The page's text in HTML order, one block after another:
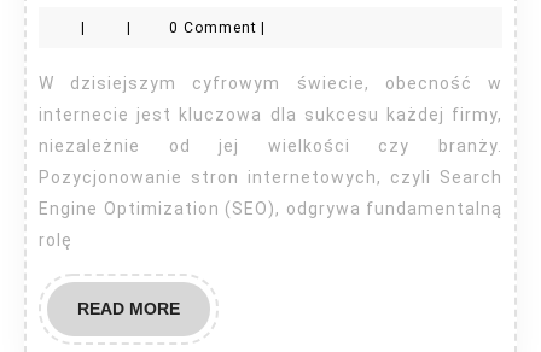
SEO
Częstochowa
0 Comment
W dzisiejszym cyfrowym świecie, obecność w
internecie jest kluczowa dla sukcesu każdej firmy,
niezależnie od jej wielkości czy branży.
Pozycjonowanie stron internetowych, czyli Search
Engine Optimization (SEO), odgrywa fundamentalną
rolę
READ MOREREAD
MORE